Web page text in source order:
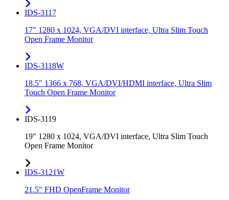
IDS-3117
17" 1280 x 1024, VGA/DVI interface, Ultra Slim Touch
Open Frame Monitor
IDS-3118W
18.5" 1366 x 768, VGA/DVI/HDMI interface, Ultra Slim
Touch Open Frame Monitor
IDS-3119
19" 1280 x 1024, VGA/DVI interface, Ultra Slim Touch
Open Frame Monitor
IDS-3121W
21.5" FHD OpenFrame Monitor